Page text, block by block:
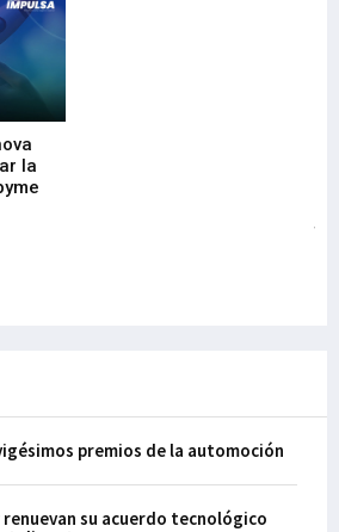
la
premios de la automoción
su acuerdo tecnológico